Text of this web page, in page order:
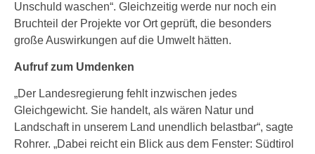
Unschuld waschen“. Gleichzeitig werde nur noch ein
Bruchteil der Projekte vor Ort geprüft, die besonders
große Auswirkungen auf die Umwelt hätten.
Aufruf zum Umdenken
„Der Landesregierung fehlt inzwischen jedes
Gleichgewicht. Sie handelt, als wären Natur und
Landschaft in unserem Land unendlich belastbar“, sagte
Rohrer. „Dabei reicht ein Blick aus dem Fenster: Südtirol